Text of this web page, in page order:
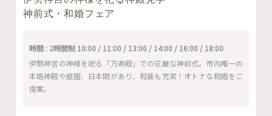
神前式・和婚フェア
時間 : 2時間制 10:00 / 11:00 / 13:00 / 14:00 / 16:00 / 18:00
伊勢神宮の神様を祀る「万寿殿」での荘厳な神前式。市内唯一の
本格神殿や庭園、日本間があり、和装も充実！オトナな和婚をご
提案。